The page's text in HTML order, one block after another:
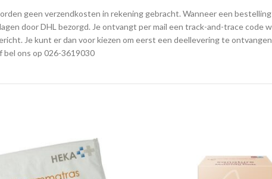
geen verzendkosten in rekening gebracht. Wanneer een
door DHL bezorgd. Je ontvangt per mail een track-and-trace code
Je kunt er dan voor kiezen om eerst een deellevering te
bel ons op 026-3619030